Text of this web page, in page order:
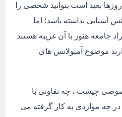
بعید است بتوانید شخصی را
آشنایی نداشته باشد؛ اما
جامعه هنوز با آن غریبه هستند
موضوع آمبولانس های
چیست ، چه تفاوتی با
در چه مواردی به کار گرفته می